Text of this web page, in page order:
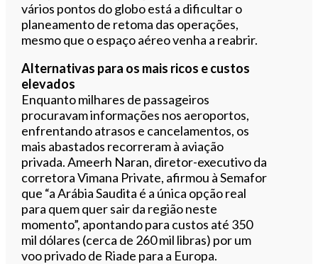
vários pontos do globo está a dificultar o
planeamento de retoma das operações,
mesmo que o espaço aéreo venha a reabrir.
Alternativas para os mais ricos e custos
elevados
Enquanto milhares de passageiros
procuravam informações nos aeroportos,
enfrentando atrasos e cancelamentos, os
mais abastados recorreram à aviação
privada. Ameerh Naran, diretor-executivo da
corretora Vimana Private, afirmou à Semafor
que “a Arábia Saudita é a única opção real
para quem quer sair da região neste
momento”, apontando para custos até 350
mil dólares (cerca de 260 mil libras) por um
voo privado de Riade para a Europa.